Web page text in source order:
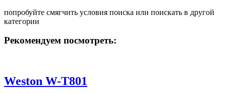
попробуйте смягчить условия поиска или поискать в другой
категории
Рекомендуем посмотреть:
Weston W-T801